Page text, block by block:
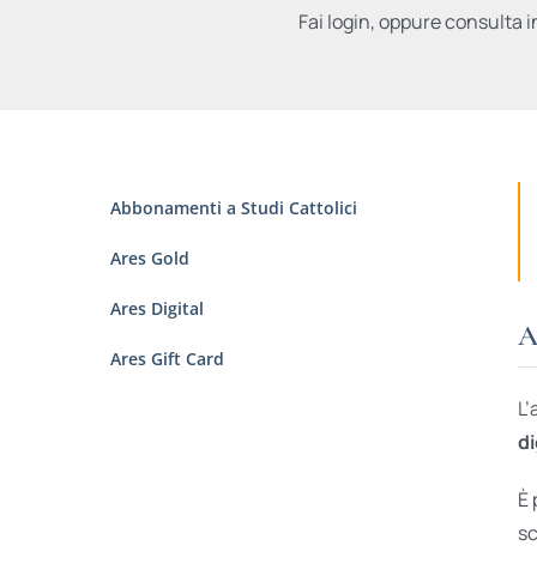
Fai login, oppure consulta
È
Abbonamenti a Studi Cattolici
Ares Gold
Ares Digital
Ares Gift Card